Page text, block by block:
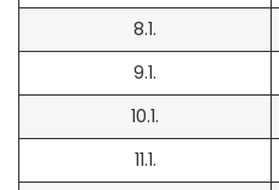
8.1.
9.1.
10.1.
11.1.